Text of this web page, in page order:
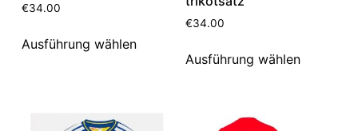
€34.00
Ausführung wählen
€34.00
Ausführung wählen